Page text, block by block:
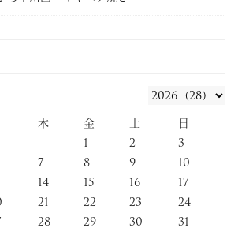
木 金 土
日
1
2
3
7 8 9
10
14 15 16
17
21 22 23
24
28 29 30
31